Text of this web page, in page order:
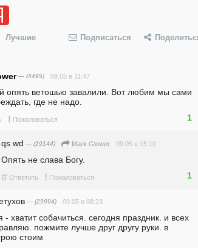
Лучшие Подписаться
— (4495) 09.05 в 11:47
опять ветошью завалили. Вот любим мы сами
где не надо.
! Пожаловаться 1
qs wd — (19144) Mark Glower 09.05 в 15:10
Опять не слава Богу.
# Ответить ! Пожаловаться 1
— (29994) 09.05 в 08:23
- хватит собачиться. сегодня праздник. и всех
пожмите лучше друг другу руки. в
стоим